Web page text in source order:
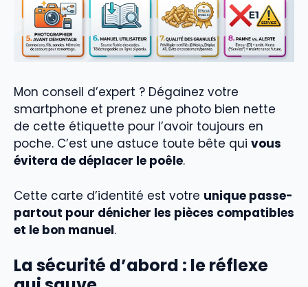
Mon conseil d’expert ? Dégainez votre
smartphone et prenez une photo bien nette
de cette étiquette pour l’avoir toujours en
poche. C’est une astuce toute bête qui vous
évitera de déplacer le poêle.
Cette carte d’identité est votre unique passe-
partout pour dénicher les pièces compatibles
et le bon manuel.
La sécurité d’abord : le réflexe